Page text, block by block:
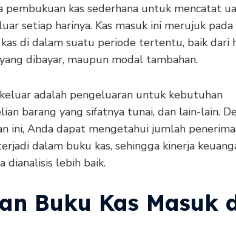
pembukuan kas sederhana untuk mencatat
setiap harinya. Kas masuk ini merujuk pada
di dalam suatu periode tertentu, baik dari
dibayar, maupun modal tambahan.
adalah pengeluaran untuk kebutuhan
barang yang sifatnya tunai, dan lain-lain.
ini, Anda dapat mengetahui jumlah
dalam buku kas, sehingga kinerja
dianalisis lebih baik.
Buku Kas Masuk